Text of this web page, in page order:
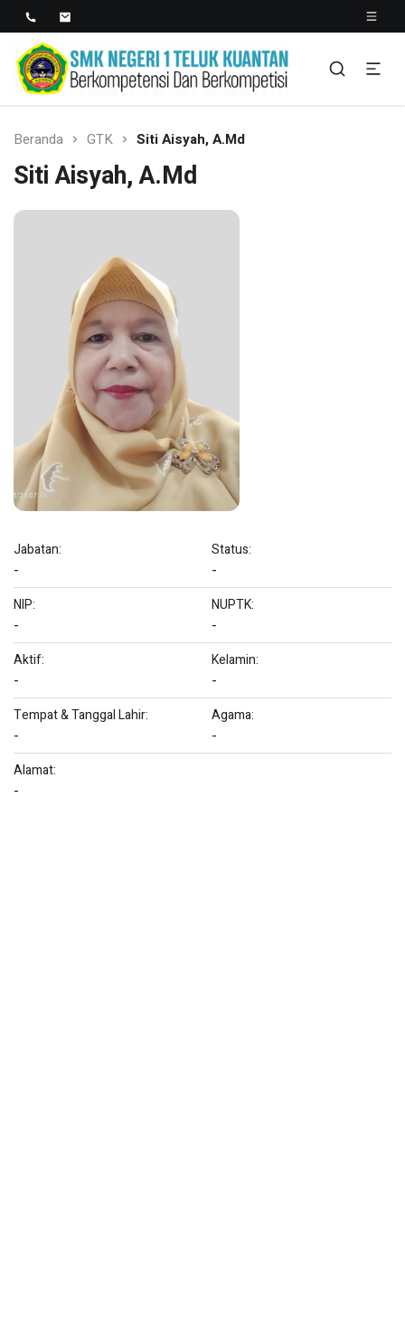
SMK NEGERI 1 TELUK
KUANTAN
Berkopetensi Dan Berkompetisi
Beranda GTK Siti Aisyah, A.Md
Siti Aisyah, A.Md
Jabatan:
-
Status:
-
NIP:
-
NUPTK:
-
Aktif:
-
Kelamin:
-
Tempat & Tanggal Lahir:
-
Agama:
-
Alamat:
-